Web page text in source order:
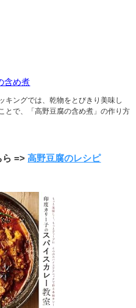
含め煮
キングでは、乾物をとびきり美味し
とで、「高野豆腐の含め煮」の作り方
ら =>高野豆腐のレシピ